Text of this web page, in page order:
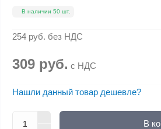
В наличии 50 шт.
254 руб. без НДС
309 руб. с НДС
Нашли данный товар дешевле?
В